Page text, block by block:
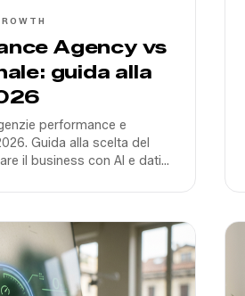
Agency vs
guida alla
performance e
Guida alla scelta del
il business con AI e dati